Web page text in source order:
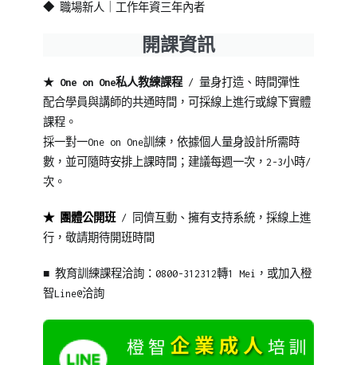
◆ 職場新人｜工作年資三年內者
開課資訊
★ One on One私人教練課程/ 量身打造、時間彈性
配合學員與講師的共通時間，可採線上進行或線下實體
課程。
採一對一One on One訓練，依據個人量身設計所需時
數，並可隨時安排上課時間；建議每週一次，2-3小時/
次。
★ 團體公開班 / 同儕互動、擁有支持系統，採線上進
行，敬請期待開班時間
■ 教育訓練課程洽詢：0800-312312轉1 Mei，或加入橙
智Line@洽詢